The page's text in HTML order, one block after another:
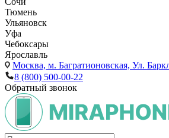
Тюмень
Ульяновск
Уфа
Чебоксары
Ярославль
Москва, м. Багратионовская, Ул.
8 (800) 500-00-22
Обратный звонок